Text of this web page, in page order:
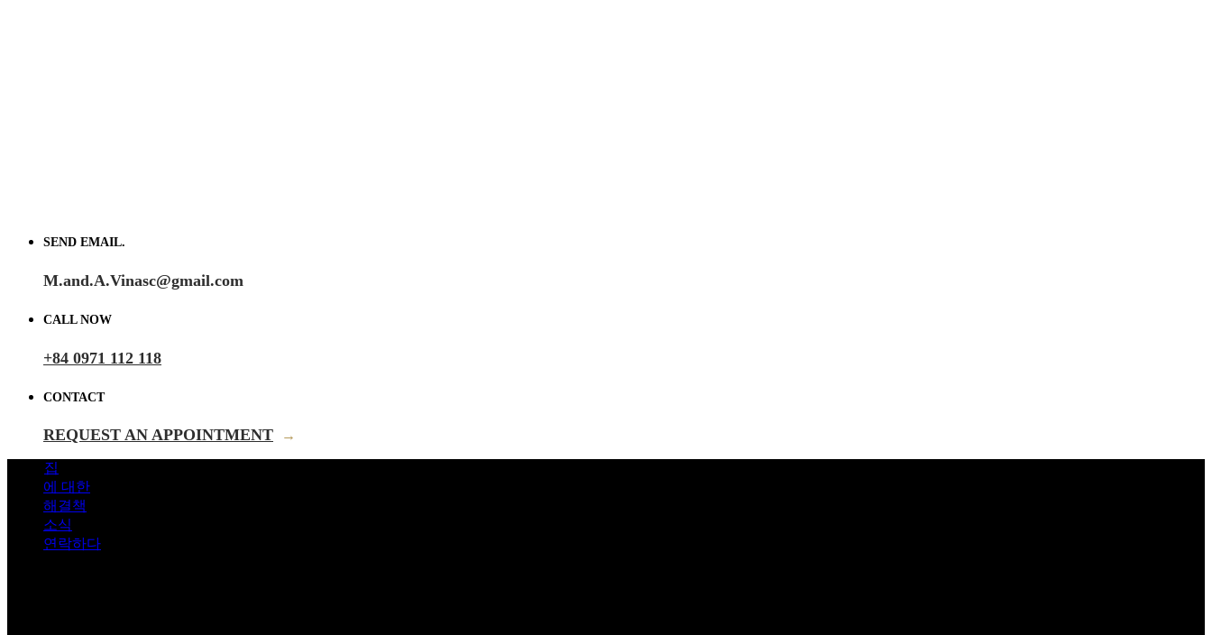
SEND EMAIL.
M.and.A.Vinasc@gmail.com
CALL NOW
+84 0971 112 118
CONTACT
REQUEST AN APPOINTMENT →
집
에 대한
해결책
소식
연락하다